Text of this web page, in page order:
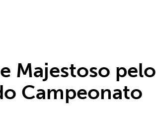
Majestoso pelo
Campeonato